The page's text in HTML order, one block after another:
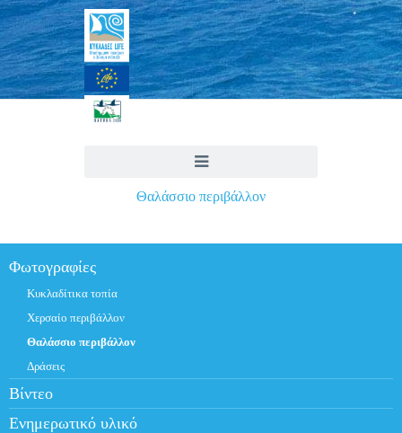
Θαλάσσιο περιβάλλον
Φωτογραφίες
Κυκλαδίτικα τοπία
Χερσαίο περιβάλλον
Θαλάσσιο περιβάλλον
Δράσεις
Βίντεο
Ενημερωτικό υλικό